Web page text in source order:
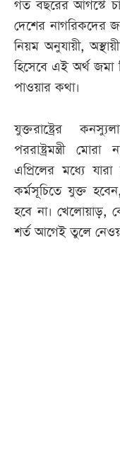
গত বছরের আগস্টে
দেশের নাগরিকদের
নিয়ম অনুযায়ী,
হিসেবে এই অর্থ
পাওয়ার কথা।
যুক্তরাষ্ট্রের
পররাষ্ট্রমন্ত্রী
এপ্রিলের মধ্যে
কর্মসূচিতে যুক্ত
হবে না। খেলোয়াড়,
শর্ত আগেই তুলে